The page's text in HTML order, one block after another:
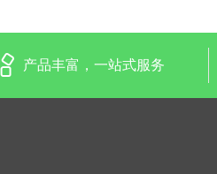
产品丰富，一站式服务